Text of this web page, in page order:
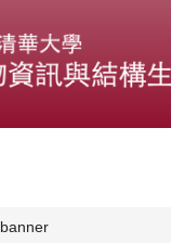
banner